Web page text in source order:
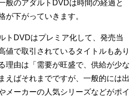
般のアダルトDVDは時間の経過と
が下がっていきます。
トDVDはプレミア化して、発売当
値で取引されているタイトルもあり
理由は「需要が旺盛で、供給が少な
えばそれまでですが、一般的には出
メーカーの人気シリーズなどがポイ